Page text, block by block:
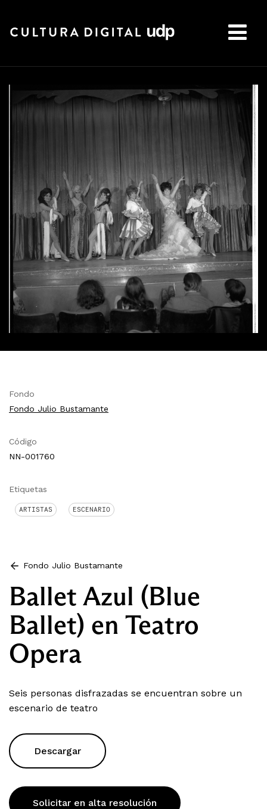
Fondo
Fondo Julio Bustamante
Código
NN-001760
Etiquetas
ARTISTAS ESCENARIO
Fondo Julio Bustamante
Ballet Azul (Blue
Ballet) en Teatro
Opera
Seis personas disfrazadas se encuentran sobre un
escenario de teatro
Descargar
Solicitar en alta resolución